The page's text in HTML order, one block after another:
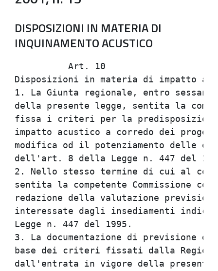
DISPOSIZIONI IN MATERIA DI
INQUINAMENTO ACUSTICO
Disposizioni in
1. La Giunta regionale, entro
della presente legge, sentita la
fissa i criteri per la
impatto acustico a corredo
modifica od il
dell'art. 8 della
2. Nello stesso termine di
sentita la competente
redazione della valutazione
interessate dagli insediamenti
Legge n.
3. La documentazione di
base dei criteri fissati
dall'entrata in vigore della